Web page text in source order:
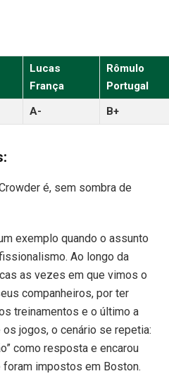
Lucas
França
Rômulo
Portugal
A- B+
é, sem sombra de
exemplo quando o assunto
Ao longo da
as vezes em que vimos o
companheiros, por ter
treinamentos e o último a
jogos, o cenário se repetia:
como resposta e encarou
impostos em Boston.